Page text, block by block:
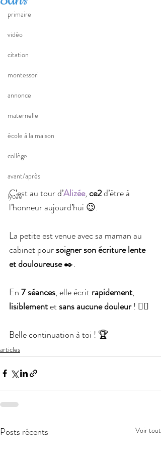
primaire
vidéo
citation
montessori
annonce
maternelle
école à la maison
collège
avant/après
lycée
C’est au tour d’Alizée, ce2 d’être à
l’honneur aujourd’hui 😉.
La petite est venue avec sa maman au
cabinet pour soigner son écriture lente
et douloureuse ✒️.
En 7 séances, elle écrit rapidement,
lisiblement et sans aucune douleur ! 🖐🏻
Belle continuation à toi ! 🏆
articles
Posts récents Voir tout